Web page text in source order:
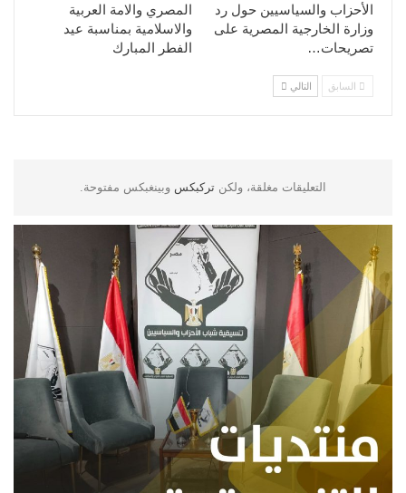
المصري والامة العربية
والاسلامية بمناسبة عيد
الفطر المبارك
الأحزاب والسياسيين حول رد
وزارة الخارجية المصرية على
تصريحات…
السابق التالي
التعليقات مغلقة، ولكن تركبكس وبينغبكس مفتوحة.